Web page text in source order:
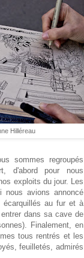
Hilléreau
sommes regroupés
d'abord pour nous
exploits du jour. Les
nous avions annoncé
écarquillés au fur et à
dans sa cave de
Finalement, en
tous rentrés et les
feuilletés, admirés